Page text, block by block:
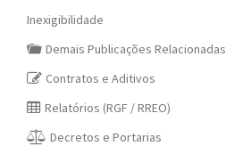
Inexigibilidade
Demais Publicações Relacionadas
Contratos e Aditivos
Relatórios (RGF / RREO)
Decretos e Portarias